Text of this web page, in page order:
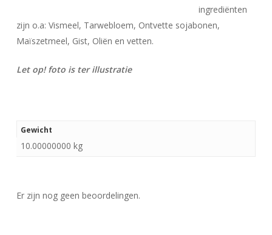
ingrediënten
zijn o.a: Vismeel, Tarwebloem, Ontvette sojabonen,
Maïszetmeel, Gist, Oliën en vetten.
Let op! foto is ter illustratie
Gewicht
10.00000000 kg
Er zijn nog geen beoordelingen.